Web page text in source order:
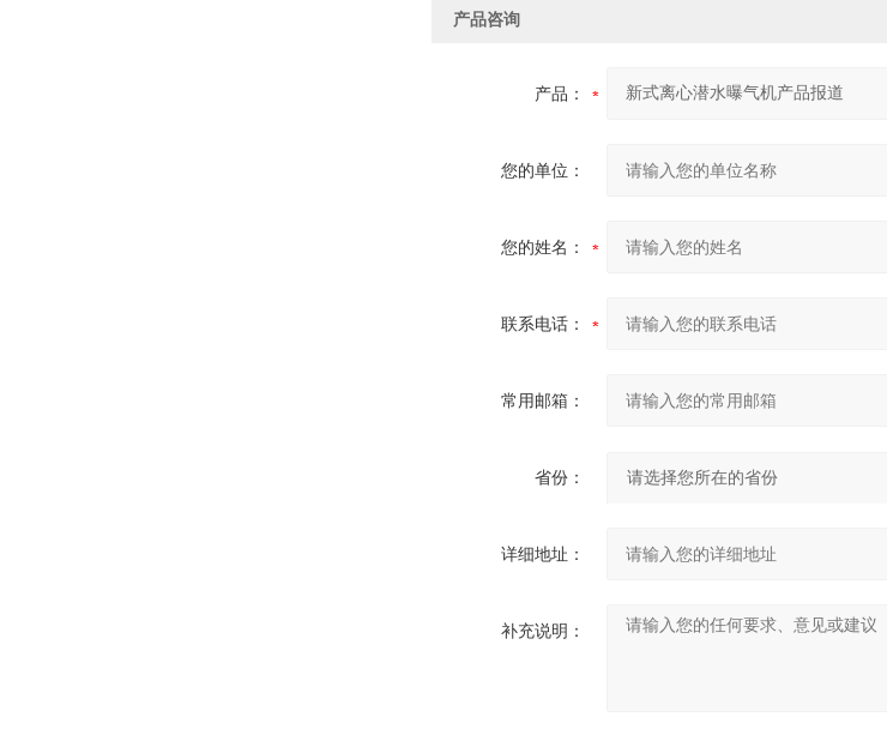
产品咨询
产品：
您的单位：
您的姓名：
联系电话：
常用邮箱：
省份：
详细地址：
补充说明：